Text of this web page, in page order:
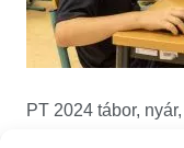
PT 2024 tábor,